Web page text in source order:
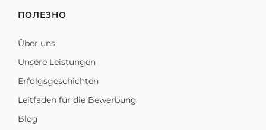
ПОЛЕЗНО
Über uns
Unsere Leistungen
Erfolgsgeschichten
Leitfaden für die Bewerbung
Blog